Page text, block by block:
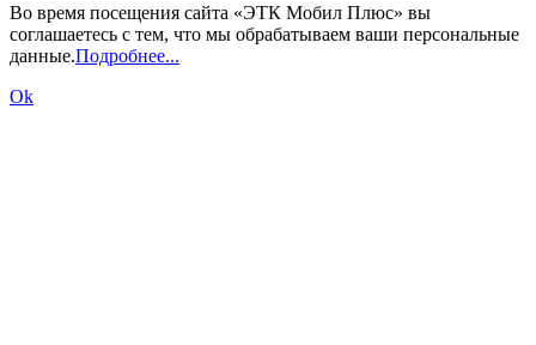
Во время посещения сайта «ЭТК Мобил Плюс» вы
соглашаетесь с тем, что мы обрабатываем ваши персональные
данные.Подробнее...
Ok